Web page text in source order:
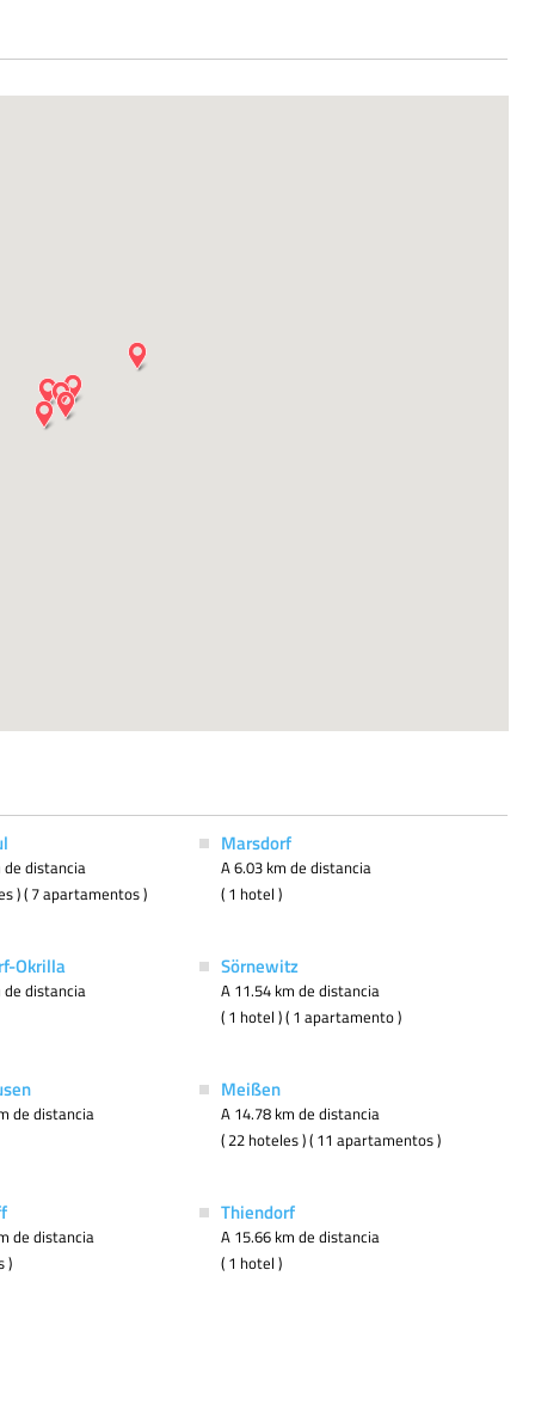
de distancia
) ( 7 apartamentos )
Marsdorf
A 6.03 km de distancia
( 1 hotel )
Okrilla
de distancia
Sörnewitz
A 11.54 km de distancia
( 1 hotel ) ( 1 apartamento )
de distancia
Meißen
A 14.78 km de distancia
( 22 hoteles ) ( 11 apartamentos )
de distancia
)
Thiendorf
A 15.66 km de distancia
( 1 hotel )